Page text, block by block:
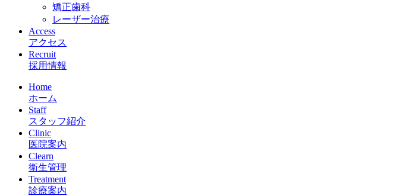
矯正歯科
レーザー治療
Access
アクセス
Recruit
採用情報
Home
ホーム
Staff
スタッフ紹介
Clinic
医院案内
Clearn
衛生管理
Treatment
診療案内